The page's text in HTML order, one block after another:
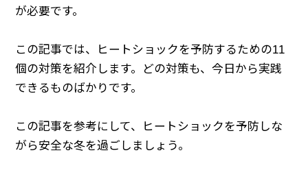
が必要です。
この記事では、ヒートショックを予防するための11
個の対策を紹介します。どの対策も、今日から実践
できるものばかりです。
この記事を参考にして、ヒートショックを予防しな
がら安全な冬を過ごしましょう。